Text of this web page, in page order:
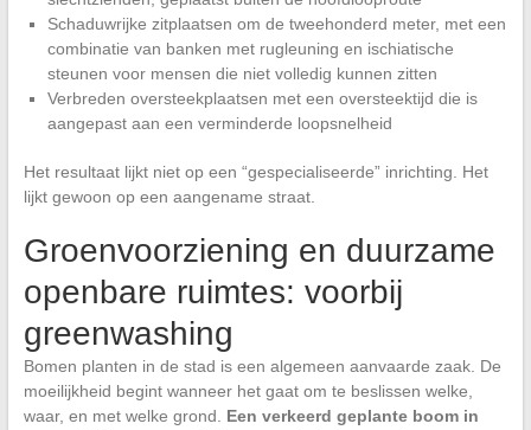
Schaduwrijke zitplaatsen om de tweehonderd meter, met een
combinatie van banken met rugleuning en ischiatische
steunen voor mensen die niet volledig kunnen zitten
Verbreden oversteekplaatsen met een oversteektijd die is
aangepast aan een verminderde loopsnelheid
Het resultaat lijkt niet op een “gespecialiseerde” inrichting. Het
lijkt gewoon op een aangename straat.
Groenvoorziening en duurzame
openbare ruimtes: voorbij
greenwashing
Bomen planten in de stad is een algemeen aanvaarde zaak. De
moeilijkheid begint wanneer het gaat om te beslissen welke,
waar, en met welke grond. Een verkeerd geplante boom in